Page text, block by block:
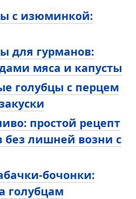
с изюминкой:
для гурманов:
мяса и капусты
голубцы с перцем
простой рецепт
без лишней возни с
бочонки:
голубцам